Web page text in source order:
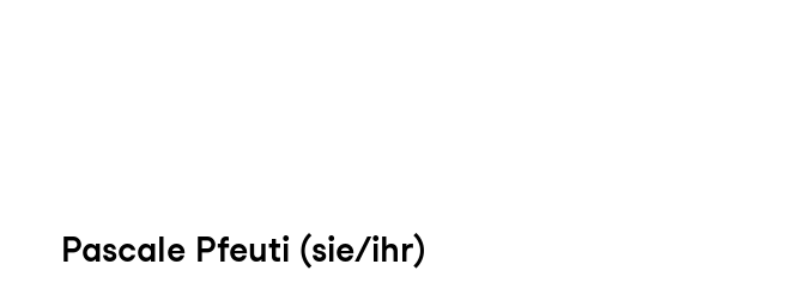
Pascale Pfeuti (sie/ihr)